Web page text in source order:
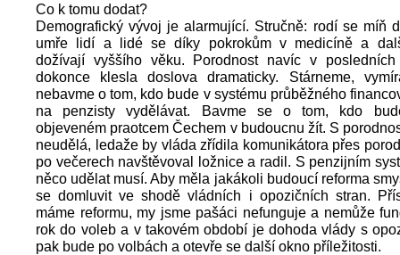
Co k tomu dodat?
Demografický vývoj je alarmující. Stručně: rodí se míň
umře lidí a lidé se díky pokrokům v medicíně a
dožívají vyššího věku. Porodnost navíc v
dokonce klesla doslova dramaticky. Stárneme,
nebavme o tom, kdo bude v systému průběžného
na penzisty vydělávat. Bavme se o tom, kdo
objeveném praotcem Čechem v budoucnu žít. S
neudělá, ledaže by vláda zřídila komunikátora přes
po večerech navštěvoval ložnice a radil. S penzijním
něco udělat musí. Aby měla jakákoli budoucí reforma
se domluvit ve shodě vládních i opozičních stran.
máme reformu, my jsme pašáci nefunguje a nemůže
rok do voleb a v takovém období je dohoda vlády s
pak bude po volbách a otevře se další okno příležitosti.